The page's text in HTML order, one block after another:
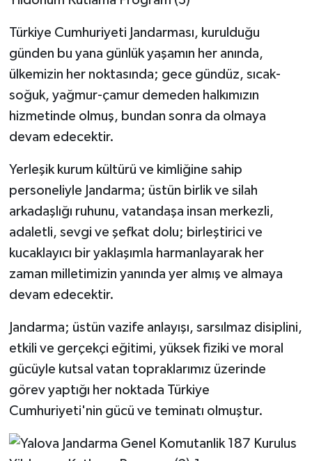
Türkiye Cumhuriyeti Jandarması, kurulduğu
günden bu yana günlük yaşamın her anında,
ülkemizin her noktasında; gece gündüz, sıcak-
soğuk, yağmur-çamur demeden halkımızın
hizmetinde olmuş, bundan sonra da olmaya
devam edecektir.
Yerleşik kurum kültürü ve kimliğine sahip
personeliyle Jandarma; üstün birlik ve silah
arkadaşlığı ruhunu, vatandaşa insan merkezli,
adaletli, sevgi ve şefkat dolu; birleştirici ve
kucaklayıcı bir yaklaşımla harmanlayarak her
zaman milletimizin yanında yer almış ve almaya
devam edecektir.
Jandarma; üstün vazife anlayışı, sarsılmaz disiplini,
etkili ve gerçekçi eğitimi, yüksek fiziki ve moral
gücüyle kutsal vatan topraklarımız üzerinde
görev yaptığı her noktada Türkiye
Cumhuriyeti'nin gücü ve teminatı olmuştur.